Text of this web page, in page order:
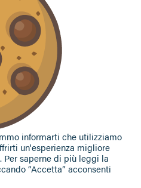
informarti che utilizziamo
un'esperienza migliore
Per saperne di più leggi la
“Accetta” acconsenti